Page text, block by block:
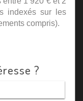
indexés sur les
compris).
?